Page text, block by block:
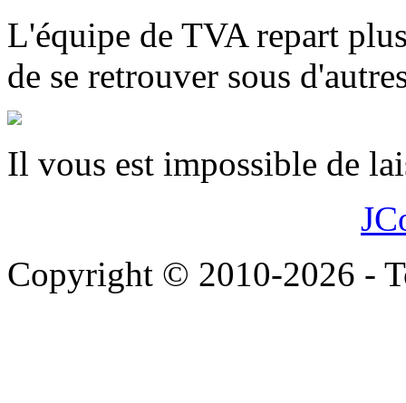
L'équipe de TVA repart
de se retrouver sous
Il vous est impossible de
Copyright © 2010-2026 -